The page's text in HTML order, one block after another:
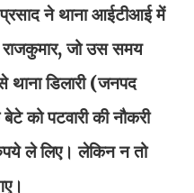
प्रसाद ने थाना आईटीआई में
राजकुमार, जो उस समय
डिलारी (जनपद
को पटवारी की नौकरी
ले लिए। लेकिन न तो